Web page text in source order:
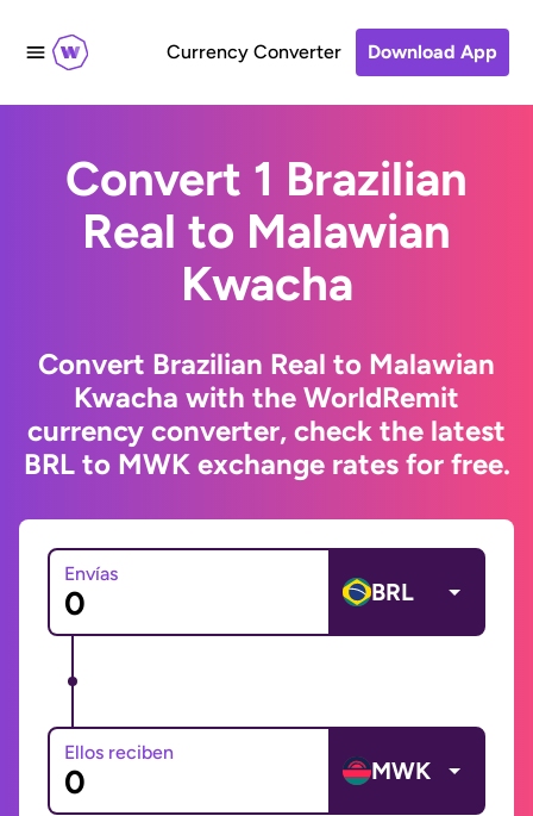
Currency Converter Download App
Convert 1 Brazilian
Real to Malawian
Kwacha
Convert Brazilian Real to Malawian
Kwacha with the WorldRemit
currency converter, check the latest
BRL to MWK exchange rates for free.
Envías
BRL
Ellos reciben
MWK